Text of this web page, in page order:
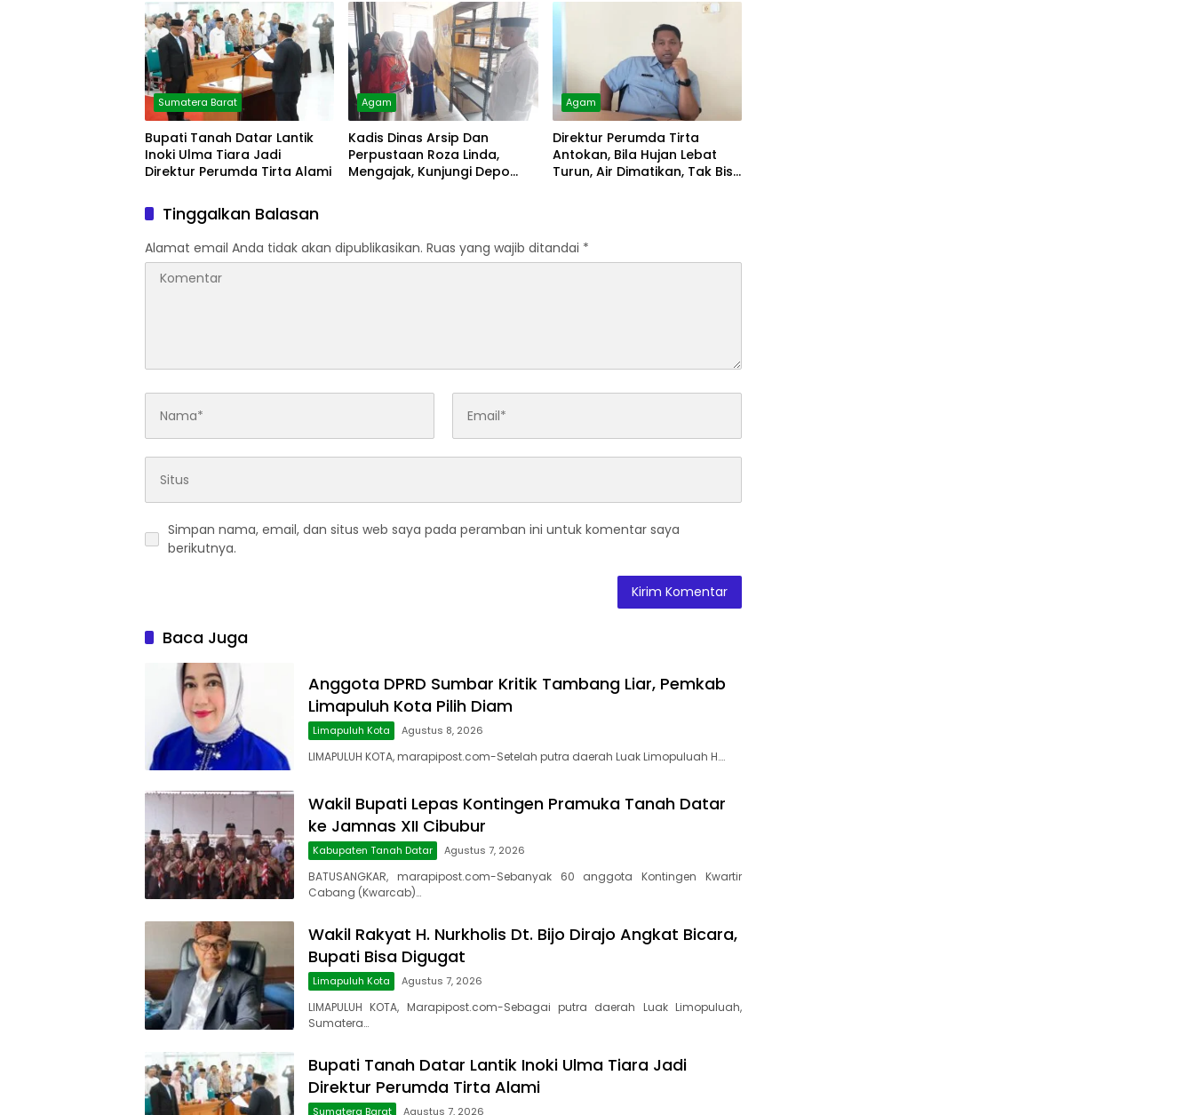
Sumatera Barat
Bupati Tanah Datar Lantik
Inoki Ulma Tiara Jadi
Direktur Perumda Tirta Alami
Agam
Kadis Dinas Arsip Dan
Perpustaan Roza Linda,
Mengajak, Kunjungi Depo
Agam
Direktur Perumda Tirta
Antokan, Bila Hujan Lebat
Turun, Air Dimatikan, Tak Bisa
Tinggalkan Balasan
Alamat email Anda tidak akan dipublikasikan. Ruas yang wajib ditandai *
Simpan nama, email, dan situs web saya pada peramban ini untuk komentar saya
berikutnya.
Baca Juga
Anggota DPRD Sumbar Kritik Tambang Liar, Pemkab
Limapuluh Kota Pilih Diam
Limapuluh Kota Agustus 8, 2026
LIMAPULUH KOTA, marapipost.com-Setelah putra daerah Luak Limopuluah H….
Wakil Bupati Lepas Kontingen Pramuka Tanah Datar
ke Jamnas XII Cibubur
Kabupaten Tanah Datar Agustus 7, 2026
BATUSANGKAR, marapipost.com-Sebanyak 60 anggota Kontingen Kwartir
Cabang (Kwarcab)…
Wakil Rakyat H. Nurkholis Dt. Bijo Dirajo Angkat Bicara,
Bupati Bisa Digugat
Limapuluh Kota Agustus 7, 2026
LIMAPULUH KOTA, Marapipost.com-Sebagai putra daerah Luak Limopuluah,
Sumatera…
Bupati Tanah Datar Lantik Inoki Ulma Tiara Jadi
Direktur Perumda Tirta Alami
Sumatera Barat Agustus 7, 2026